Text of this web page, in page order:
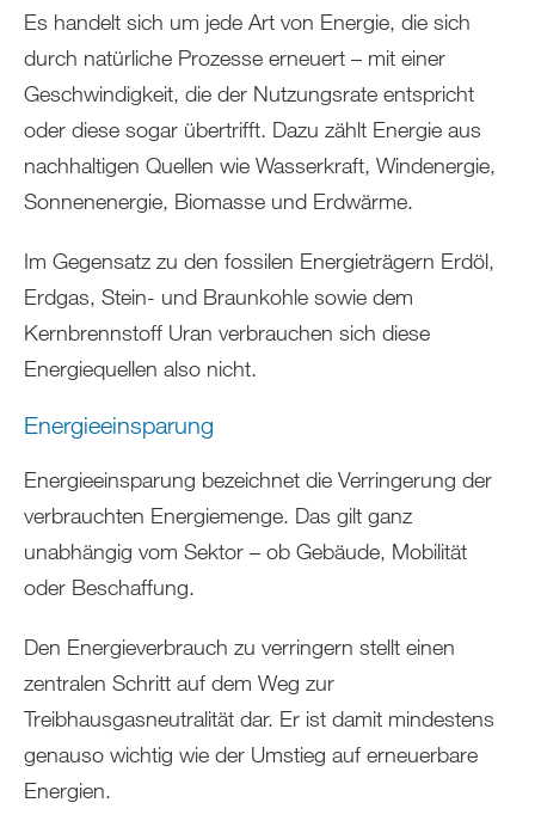
Es handelt sich um jede Art von Energie, die sich
durch natürliche Prozesse erneuert – mit einer
Geschwindigkeit, die der Nutzungsrate entspricht
oder diese sogar übertrifft. Dazu zählt Energie aus
nachhaltigen Quellen wie Wasserkraft, Windenergie,
Sonnenenergie, Biomasse und Erdwärme.
Im Gegensatz zu den fossilen Energieträgern Erdöl,
Erdgas, Stein- und Braunkohle sowie dem
Kernbrennstoff Uran verbrauchen sich diese
Energiequellen also nicht.
Energieeinsparung
Energieeinsparung bezeichnet die Verringerung der
verbrauchten Energiemenge. Das gilt ganz
unabhängig vom Sektor – ob Gebäude, Mobilität
oder Beschaffung.
Den Energieverbrauch zu verringern stellt einen
zentralen Schritt auf dem Weg zur
Treibhausgasneutralität dar. Er ist damit mindestens
genauso wichtig wie der Umstieg auf erneuerbare
Energien.